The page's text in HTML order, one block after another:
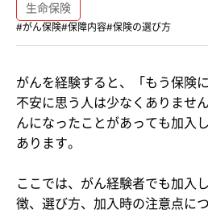
生命保険
#がん保険#保障内容#保険の選び方
がんを経験すると、「もう保険
不安に思う人は少なくありませ
んになったことがあっても加入
あります。
ここでは、がん経験者でも加入
徴、選び方、加入時の注意点に